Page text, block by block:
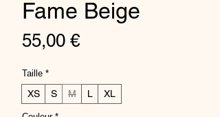
Fame Beige
55,00 €Price
Taille *
XS S M L XL